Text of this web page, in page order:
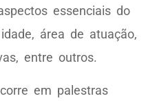
essenciais do
área de atuação,
entre outros.
em palestras